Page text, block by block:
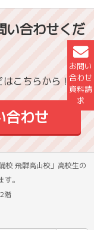
お問い
合わせ
資料請
求
い合わせくだ
はこちらから！
わせ
校 飛騨高山校」高校生の
。
階